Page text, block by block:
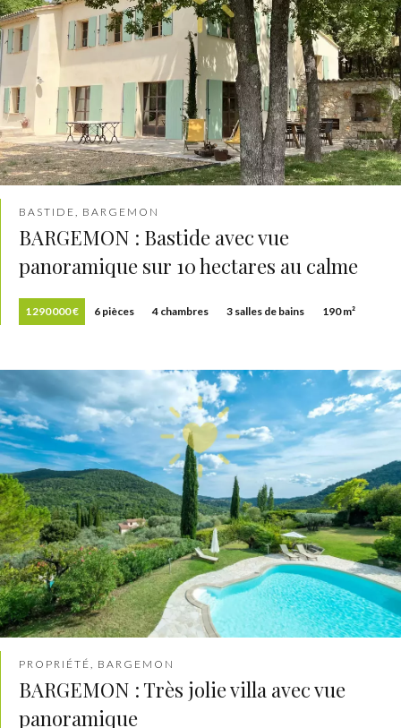
BASTIDE, BARGEMON
BARGEMON : Bastide avec vue
panoramique sur 10 hectares au calme
1 290 000 € 6 pièces 4 chambres 3 salles de bains 190 m²
PROPRIÉTÉ, BARGEMON
BARGEMON : Très jolie villa avec vue
panoramique